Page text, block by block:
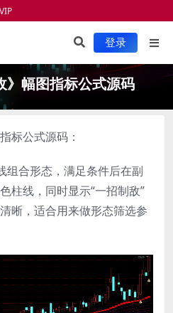
服务项目 指标安装
登录
》幅图指标公式源码
标公式源码：
组合形态，满足条件后在副
柱线，同时显示“一招制敌”
晰，适合用来做形态筛选参